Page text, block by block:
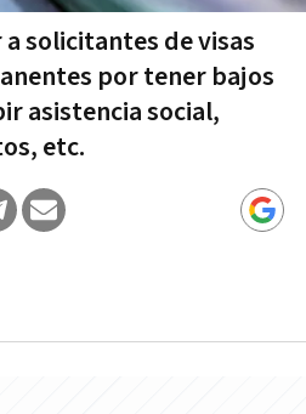
solicitantes de visas
por tener bajos
asistencia social,
etc.